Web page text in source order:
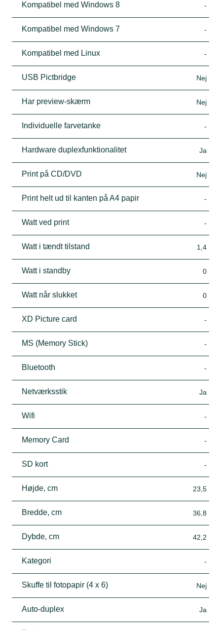
Kompatibel med Windows 8 -
Kompatibel med Windows 7 -
Kompatibel med Linux -
USB Pictbridge Nej
Har preview-skærm Nej
Individuelle farvetanke -
Hardware duplexfunktionalitet Ja
Print på CD/DVD Nej
Print helt ud til kanten på A4 papir -
Watt ved print -
Watt i tændt tilstand 1,4
Watt i standby 0
Watt når slukket 0
XD Picture card -
MS (Memory Stick) -
Bluetooth -
Netværksstik Ja
Wifi -
Memory Card -
SD kort -
Højde, cm 23,5
Bredde, cm 36,8
Dybde, cm 42,2
Kategori -
Skuffe til fotopapir (4 x 6) Nej
Auto-duplex Ja